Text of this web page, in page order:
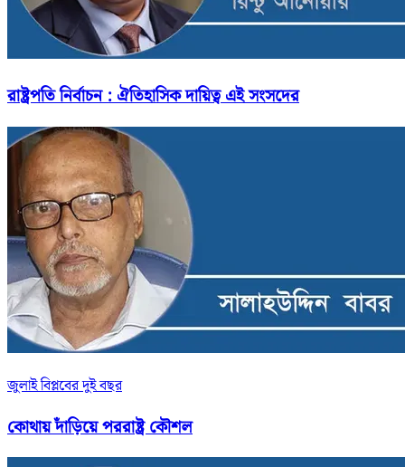
রাষ্ট্রপতি নির্বাচন : ঐতিহাসিক দায়িত্ব এই সংসদের
জুলাই বিপ্লবের দুই বছর
কোথায় দাঁড়িয়ে পররাষ্ট্র কৌশল